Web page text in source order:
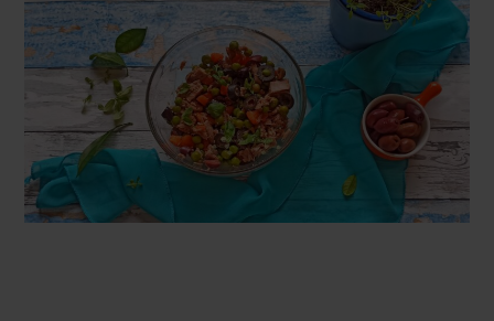
Smoothies
Ceva Dulce
Biscuiți, Bomboane și
Fursecuri
Brioșe și Checuri
Budinci, Jeleuri și Sufleuri